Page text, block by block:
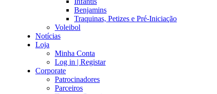
Benjamins
Traquinas, Petizes e Pré-Iniciação
Voleibol
Notícias
Loja
Minha Conta
Log in | Registar
Corporate
Patrocinadores
Parceiros